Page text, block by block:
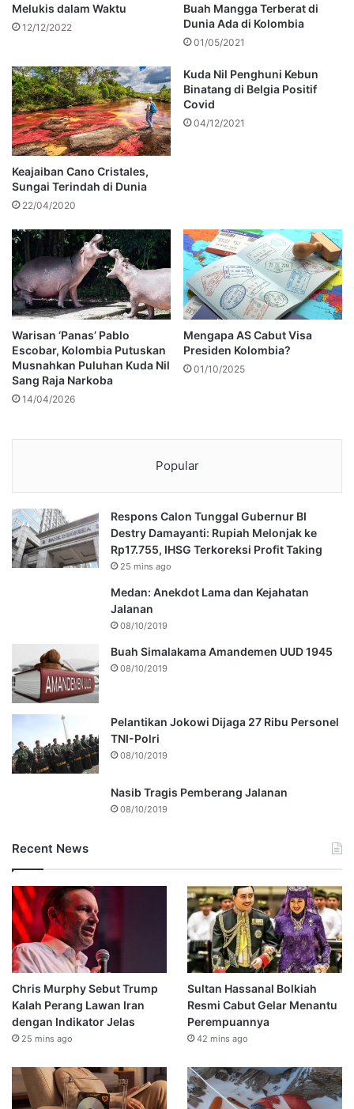
Melukis dalam Waktu
12/12/2022
Buah Mangga Terberat di
Dunia Ada di Kolombia
01/05/2021
Keajaiban Cano Cristales,
Sungai Terindah di Dunia
22/04/2020
Kuda Nil Penghuni Kebun
Binatang di Belgia Positif
Covid
04/12/2021
Warisan ‘Panas’ Pablo
Escobar, Kolombia Putuskan
Musnahkan Puluhan Kuda Nil
Sang Raja Narkoba
14/04/2026
Mengapa AS Cabut Visa
Presiden Kolombia?
01/10/2025
Popular
Respons Calon Tunggal Gubernur BI
Destry Damayanti: Rupiah Melonjak ke
Rp17.755, IHSG Terkoreksi Profit Taking
25 mins ago
Medan: Anekdot Lama dan Kejahatan
Jalanan
08/10/2019
Buah Simalakama Amandemen UUD 1945
08/10/2019
Pelantikan Jokowi Dijaga 27 Ribu Personel
TNI-Polri
08/10/2019
Nasib Tragis Pemberang Jalanan
08/10/2019
Recent News
Chris Murphy Sebut Trump
Kalah Perang Lawan Iran
dengan Indikator Jelas
25 mins ago
Sultan Hassanal Bolkiah
Resmi Cabut Gelar Menantu
Perempuannya
42 mins ago